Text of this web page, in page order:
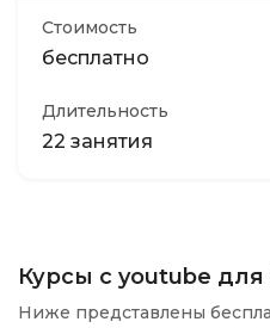
Стоимость
бесплатно
Длительность
22 занятия
Курсы с youtube для
Ниже представлены